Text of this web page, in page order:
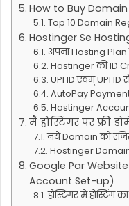
How to Buy
Top 10 Domain
Hostinger Se
अपना Hosting
Hostinger की ID
UPI ID एवम् UPI
AutoPay
Hostinger
मैं होस्टिंगर पर फ्री
नये Domain को
Hostinger
Google Par
Account Set-up)
होस्टिंगर में